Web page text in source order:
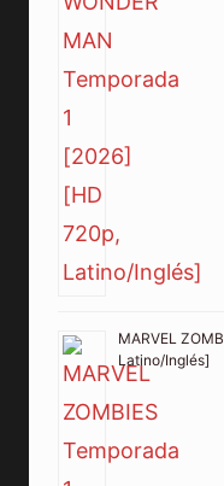
MARVEL
Latino/Inglés]